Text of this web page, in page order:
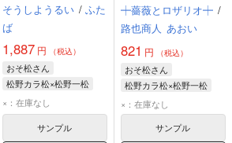
そうしようるい / ふた
ば
1,887 円 （税込）
おそ松さん
松野カラ松×松野一松
松野カラ松
×：在庫なし
サンプル
┿薔薇とロザリオ┿ /
路也商人 あおい
821 円 （税込）
おそ松さん
松野カラ松×松野一松
松野カラ松
×：在庫なし
サンプル